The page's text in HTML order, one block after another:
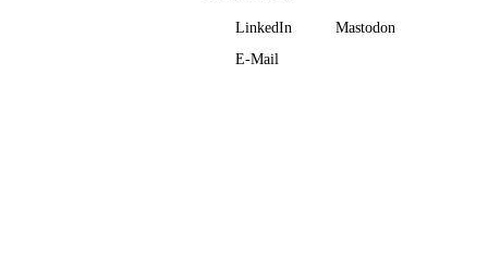
LinkedIn
Mastodon
E-Mail